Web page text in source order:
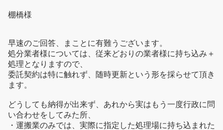
棚橋様
早速のご回答、まことに有難うございます。
処分業者様については、従来どおりの業者様に持ち込み＋
処理となりますので、
委託契約は特に触れず、随時更新という形を採らせて頂き
ます。
どうしても納得が出来ず、あれから実はもう一度行政に問
い合わせをしてみた所、
・運搬業のみでは、実際に指定した処理場に持ち込まれた